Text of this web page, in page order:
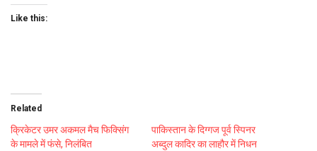
Like this:
Related
क्रिकेटर उमर अकमल मैच फिक्सिंग
के मामले में फंसे, निलंबित
पाकिस्तान के दिग्गज पूर्व स्पिनर
अब्दुल कादिर का लाहौर में निधन